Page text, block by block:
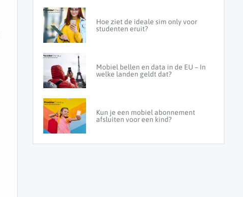
Hoe ziet de ideale sim only voor
studenten eruit?
Mobiel bellen en data in de EU – In
welke landen geldt dat?
Kun je een mobiel abonnement
afsluiten voor een kind?